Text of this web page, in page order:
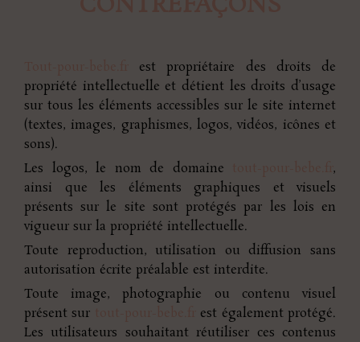
est propriétaire des droits de
propriété intellectuelle et détient les droits d’usage
sur tous les éléments accessibles sur le site internet
(textes, images, graphismes, logos, vidéos, icônes et
sons).
Les logos, le nom de domaine
,
ainsi que les éléments graphiques et visuels
présents sur le site sont protégés par les lois en
vigueur sur la propriété intellectuelle.
Toute reproduction, utilisation ou diffusion sans
autorisation écrite préalable est interdite.
Toute image, photographie ou contenu visuel
présent sur
est également protégé.
Les utilisateurs souhaitant réutiliser ces contenus